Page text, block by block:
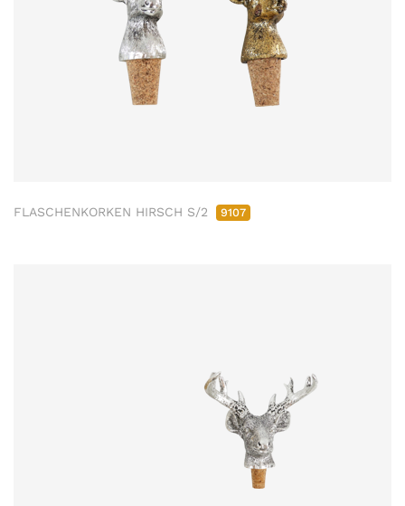
FLASCHENKORKEN HIRSCH S/2 9107